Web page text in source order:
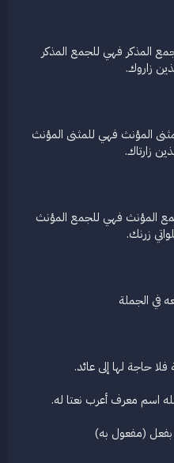
المذكر فهي للجمع المذكر
زاروك.
المؤنث فهي للمثنى المؤنث
زارتاك.
المؤنث فهي للجمع المؤنث
زرنك.